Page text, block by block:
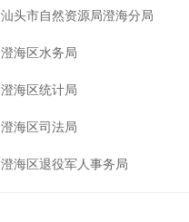
汕头市自然资源局澄海分局
澄海区水务局
澄海区统计局
澄海区司法局
澄海区退役军人事务局